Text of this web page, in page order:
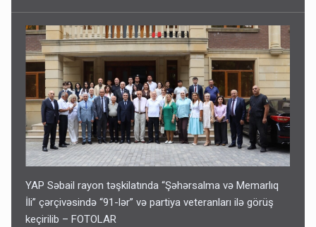
YAP Səbail rayon təşkilatında “Şəhərsalma və Memarlıq
İli” çərçivəsində “91-lər” və partiya veteranları ilə görüş
keçirilib – FOTOLAR